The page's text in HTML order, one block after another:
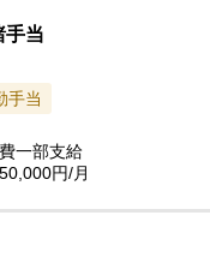
手当
手当
一部支給
50,000円/月